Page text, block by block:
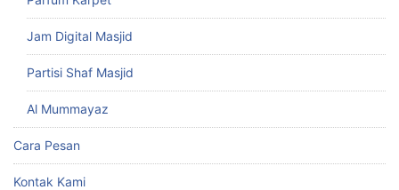
Jam Digital Masjid
Partisi Shaf Masjid
Al Mummayaz
Cara Pesan
Kontak Kami